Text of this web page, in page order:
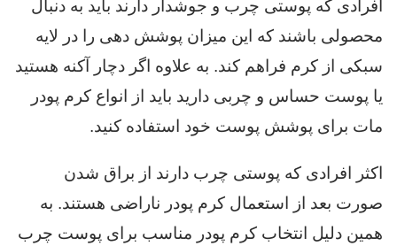
افرادی که پوستی چرب و جوشدار دارند باید به دنبال
محصولی باشند که این میزان پوشش دهی را در لایه
سبکی از کرم فراهم کند. به علاوه اگر دچار آکنه هستید
یا پوست حساس و چربی دارید باید از انواع کرم پودر
مات برای پوشش پوست خود استفاده کنید.
اکثر افرادی که پوستی چرب دارند از براق شدن
صورت بعد از استعمال کرم پودر ناراضی هستند. به
همین دلیل انتخاب کرم پودر مناسب برای پوست چرب